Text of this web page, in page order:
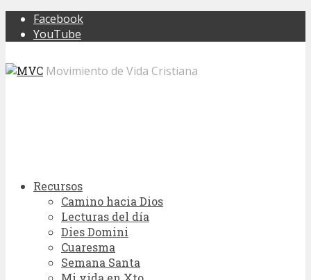
Facebook
YouTube
Movimiento de Vida Cristiana
Recursos
Camino hacia Dios
Lecturas del día
Dies Domini
Cuaresma
Semana Santa